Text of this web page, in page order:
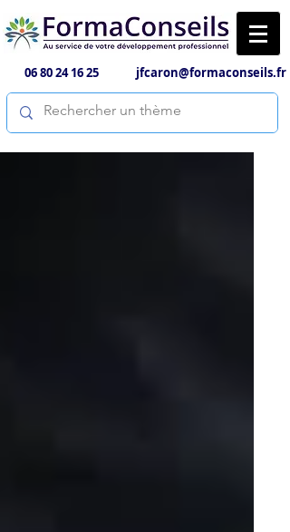
06 80 24 16 25 jfcaron@formaconseils.fr